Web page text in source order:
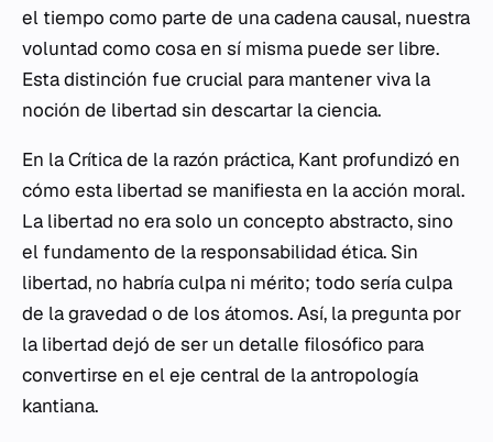
el tiempo como parte de una cadena causal, nuestra
voluntad como cosa en sí misma puede ser libre.
Esta distinción fue crucial para mantener viva la
noción de libertad sin descartar la ciencia.
En laCrítica de la razón práctica, Kant profundizó en
cómo esta libertad se manifiesta en la acción moral.
La libertad no era solo un concepto abstracto, sino
el fundamento de la responsabilidad ética. Sin
libertad, no habría culpa ni mérito; todo sería culpa
de la gravedad o de los átomos. Así, la pregunta por
la libertad dejó de ser un detalle filosófico para
convertirse en el eje central de la antropología
kantiana.